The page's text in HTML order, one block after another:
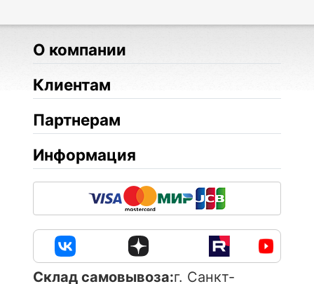
О компании
Клиентам
Партнерам
Информация
Cклад самовывоза:г. Санкт-